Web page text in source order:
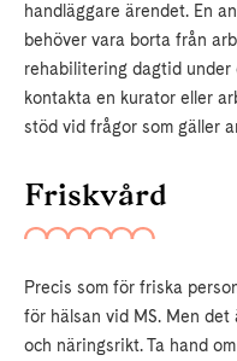
handläggare ärendet. En
behöver vara borta från
rehabilitering dagtid
kontakta en kurator eller
stöd vid frågor som gäller
Friskvård
Precis som för friska
för hälsan vid MS. Men
och näringsrikt. Ta hand